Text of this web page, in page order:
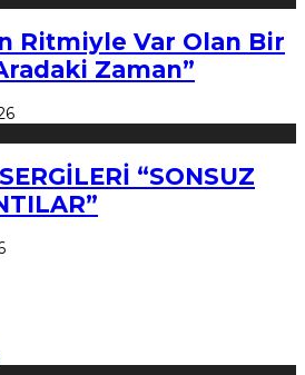
Ritmiyle Var Olan Bir
Zaman”
“SONSUZ